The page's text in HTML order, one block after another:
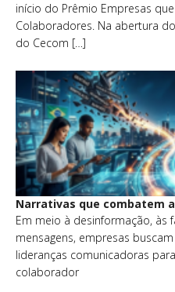
início do Prêmio Empresas
Colaboradores. Na abertura
do Cecom […]
Narrativas que combatem
Em meio à desinformação, às
mensagens, empresas
lideranças comunicadoras
colaborador